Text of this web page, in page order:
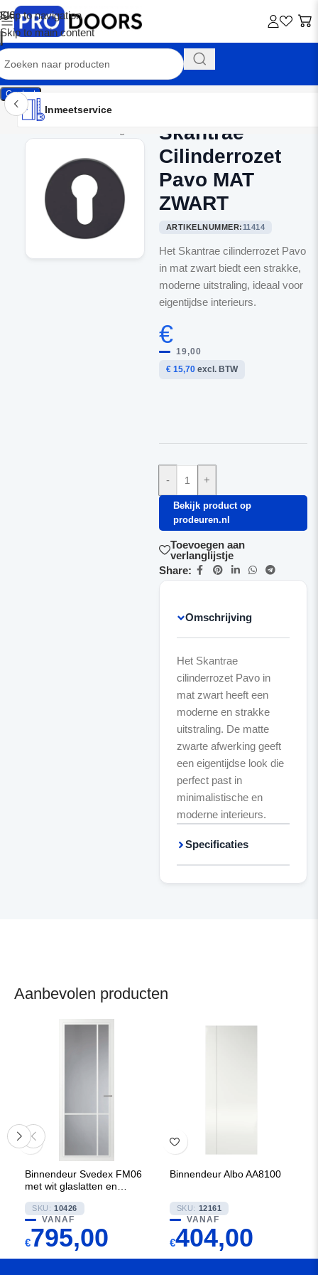
Skip to navigation
Skip to main content
Contact
Inmeetservice
Montageservice
Advies op maat
Showroom
Inmeetservice
Skantrae
Cilinderrozet
Pavo MAT
ZWART
ARTIKELNUMMER:11414
Het Skantrae cilinderrozet Pavo
in mat zwart biedt een strakke,
moderne uitstraling, ideaal voor
eigentijdse interieurs.
€
19,00
€ 15,70excl. BTW
- +
Bekijk product op
prodeuren.nl
Toevoegen aan
verlanglijstje
Share:
Omschrijving
Het Skantrae
cilinderrozet Pavo in
mat zwart heeft een
moderne en strakke
uitstraling. De matte
zwarte afwerking geeft
een eigentijdse look die
perfect past in
minimalistische en
moderne interieurs.
Specificaties
Aanbevolen producten
Binnendeur Svedex FM06
met wit glaslatten en
SKU: 10426
VANAF
€795,00
Binnendeur Albo AA8100
SKU: 12161
VANAF
€404,00